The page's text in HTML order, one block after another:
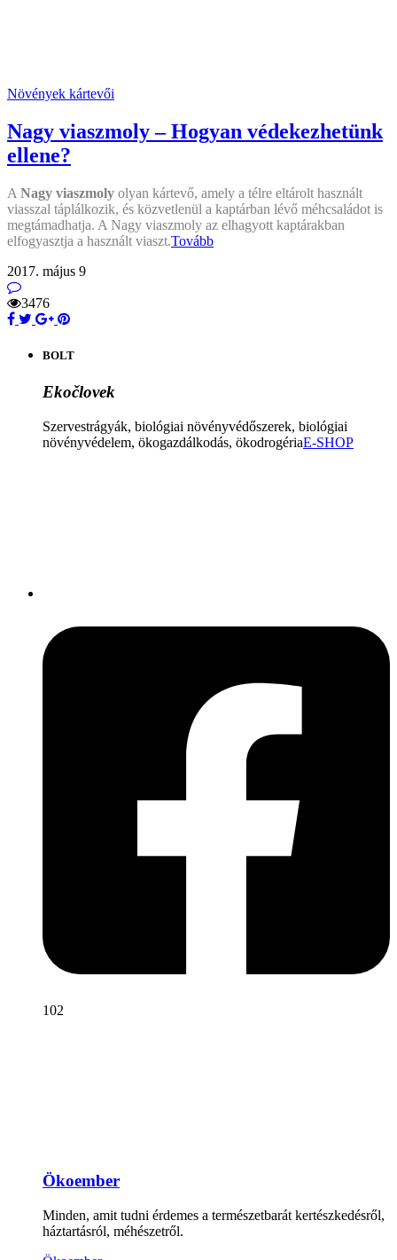
Növények kártevői
Nagy viaszmoly – Hogyan védekezhetünk
ellene?
A Nagy viaszmoly olyan kártevő, amely a télre eltárolt használt
viasszal táplálkozik, és közvetlenül a kaptárban lévő méhcsaládot is
megtámadhatja. A Nagy viaszmoly az elhagyott kaptárakban
elfogyasztja a használt viaszt.Tovább
2017. május 9
3476
BOLT
Ekočlovek
Szervestrágyák, biológiai növényvédőszerek, biológiai
növényvédelem, ökogazdálkodás, ökodrogériaE-SHOP
102
Ökoember
Minden, amit tudni érdemes a természetbarát kertészkedésről,
háztartásról, méhészetről.